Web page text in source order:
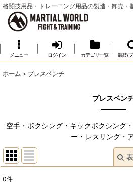
格闘技用品・トレーニング用品の製造・卸売
メニュー ログイン カテゴリ一覧 競技/
ホーム > プレスベンチ
プレスベン
空手・ボクシング・キックボクシング
ー・レスリング・
0件